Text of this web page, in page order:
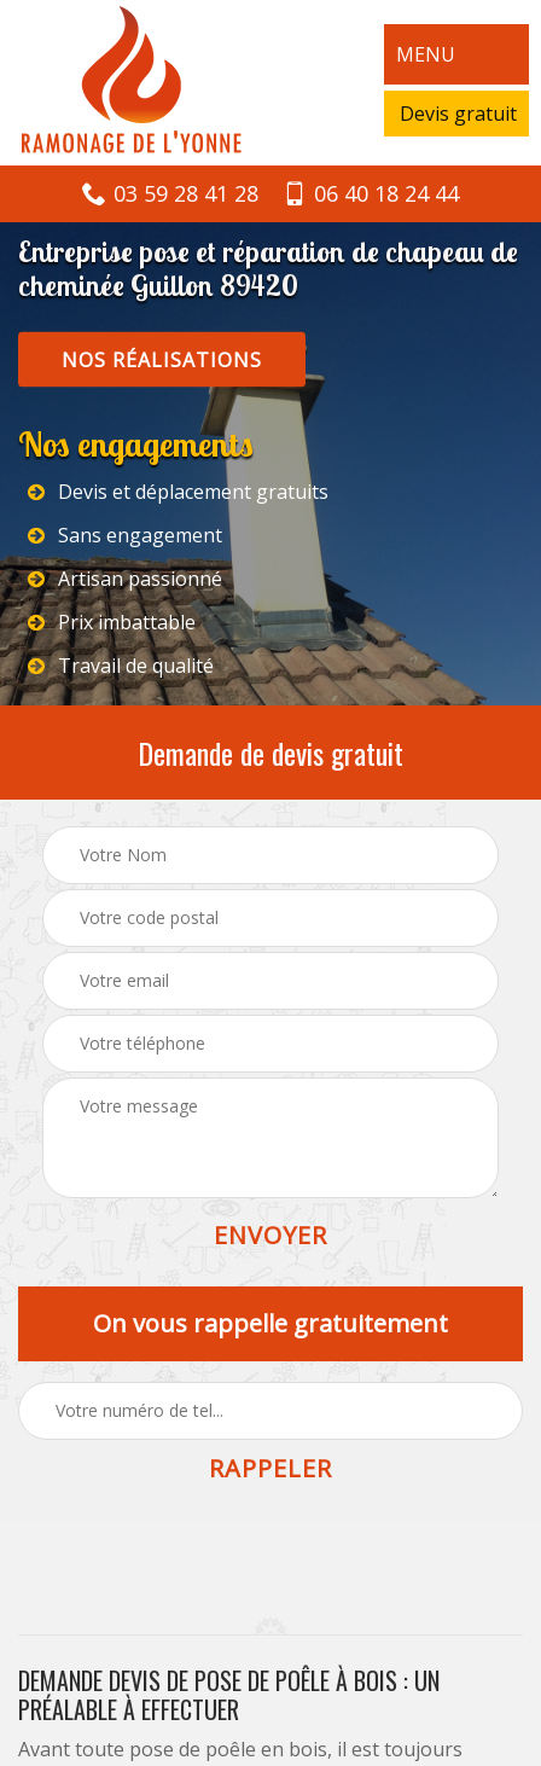
MENU
Devis gratuit
03 59 28 41 28 06 40 18 24 44
Entreprise pose et réparation de chapeau de
cheminée Guillon 89420
NOS RÉALISATIONS
Nos engagements
Devis et déplacement gratuits
Sans engagement
Artisan passionné
Prix imbattable
Travail de qualité
Demande de devis gratuit
On vous rappelle gratuitement
DEMANDE DEVIS DE POSE DE POÊLE À BOIS : UN
PRÉALABLE À EFFECTUER
Avant toute pose de poêle en bois, il est toujours